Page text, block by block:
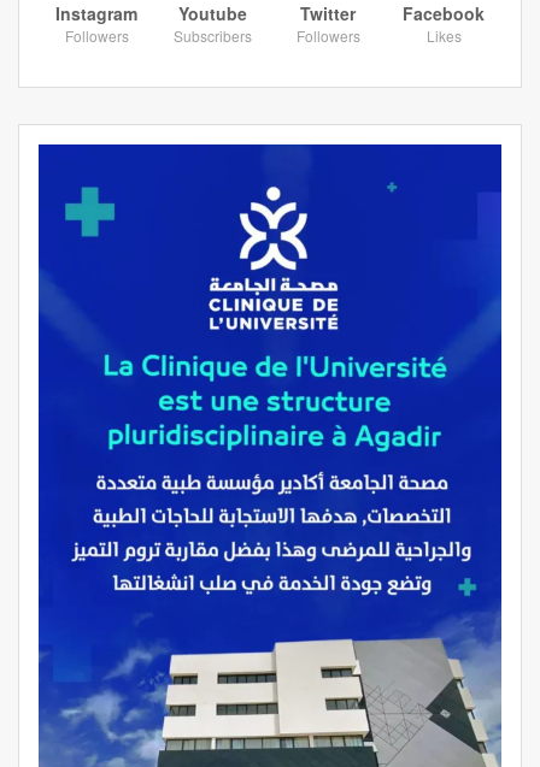
Facebook
Likes
Twitter
Followers
Youtube
Subscribers
Instagram
Followers